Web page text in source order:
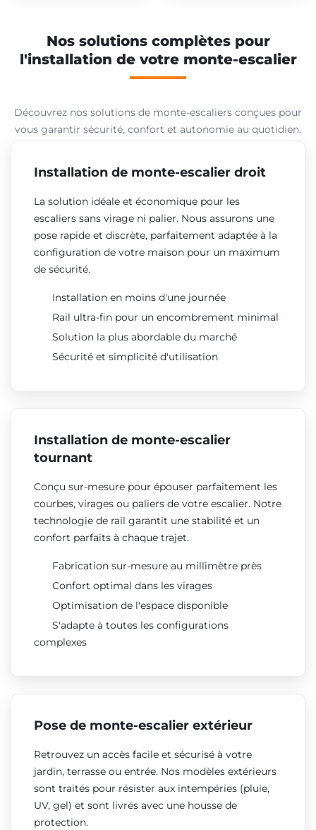
Nos solutions complètes pour
l'installation de votre monte-escalier
Découvrez nos solutions de monte-escaliers conçues pour
vous garantir sécurité, confort et autonomie au quotidien.
Installation de monte-escalier droit
La solution idéale et économique pour les
escaliers sans virage ni palier. Nous assurons une
pose rapide et discrète, parfaitement adaptée à la
configuration de votre maison pour un maximum
de sécurité.
Installation en moins d'une journée
Rail ultra-fin pour un encombrement minimal
Solution la plus abordable du marché
Sécurité et simplicité d'utilisation
Installation de monte-escalier
tournant
Conçu sur-mesure pour épouser parfaitement les
courbes, virages ou paliers de votre escalier. Notre
technologie de rail garantit une stabilité et un
confort parfaits à chaque trajet.
Fabrication sur-mesure au millimètre près
Confort optimal dans les virages
Optimisation de l'espace disponible
S'adapte à toutes les configurations
complexes
Pose de monte-escalier extérieur
Retrouvez un accès facile et sécurisé à votre
jardin, terrasse ou entrée. Nos modèles extérieurs
sont traités pour résister aux intempéries (pluie,
UV, gel) et sont livrés avec une housse de
protection.